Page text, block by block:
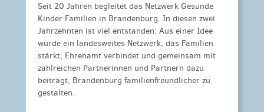
Seit 20 Jahren begleitet das Netzwerk Gesunde
Kinder Familien in Brandenburg. In diesen zwei
Jahrzehnten ist viel entstanden: Aus einer Idee
wurde ein landesweites Netzwerk, das Familien
stärkt, Ehrenamt verbindet und gemeinsam mit
zahlreichen Partnerinnen und Partnern dazu
beiträgt, Brandenburg familienfreundlicher zu
gestalten.